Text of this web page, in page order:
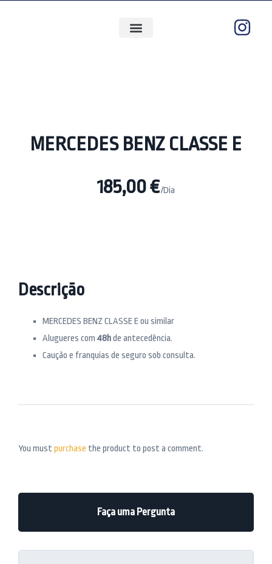
MERCEDES BENZ CLASSE E
185,00€/Dia
Descrição
MERCEDES BENZ CLASSE E ou similar
⁠Alugueres com 48hde antecedência.
Caução e franquias de seguro sob consulta.
You mustpurchase the product to post a comment.
Faça uma Pergunta